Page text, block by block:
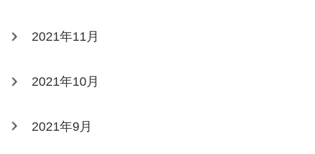
2021年11月
2021年10月
2021年9月